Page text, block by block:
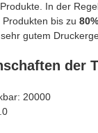
In der
bis zu
gutem
der
20000